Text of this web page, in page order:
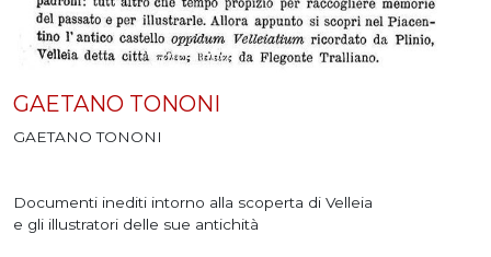
GAETANO TONONI
GAETANO TONONI
Documenti inediti intorno alla scoperta di Velleia
e gli illustratori delle sue antichità